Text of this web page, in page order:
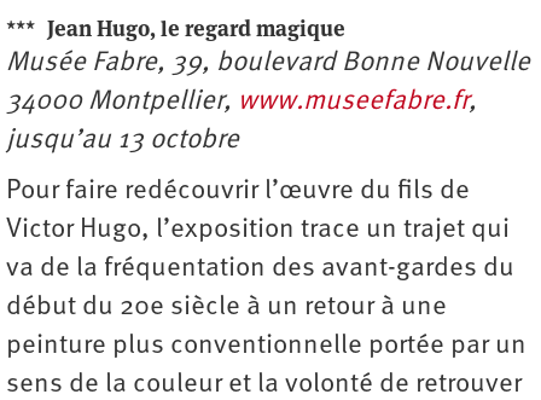
*** Jean Hugo, le regard magique
Musée Fabre, 39, boulevard Bonne Nouvelle
34000 Montpellier, www.museefabre.fr,
jusqu’au 13 octobre
Pour faire redécouvrir l’œuvre du fils de
Victor Hugo, l’exposition trace un trajet qui
va de la fréquentation des avant-gardes du
début du 20e siècle à un retour à une
peinture plus conventionnelle portée par un
sens de la couleur et la volonté de retrouver